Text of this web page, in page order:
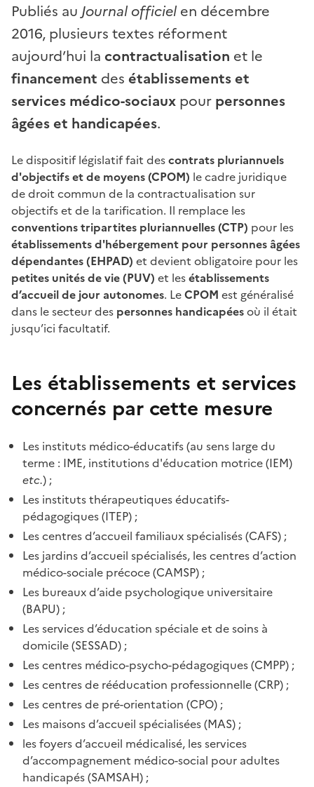
Publiés auJournal officiel en décembre
2016, plusieurs textes réforment
aujourd’hui la contractualisation et le
financement des établissements et
services médico-sociaux pour personnes
âgées et handicapées.
Le dispositif législatif fait descontrats pluriannuels
d'objectifs et de moyens (CPOM) le cadre juridique
de droit commun de la contractualisation sur
objectifs et de la tarification. Il remplace les
conventions tripartites pluriannuelles (CTP) pour les
établissements d'hébergement pour personnes âgées
dépendantes (EHPAD) et devient obligatoire pour les
petites unités de vie (PUV) et lesétablissements
d’accueil de jour autonomes. LeCPOM est généralisé
dans le secteur des personnes handicapéesoù il était
jusqu’ici facultatif.
Les établissements et services
concernés par cette mesure
Les instituts médico-éducatifs (au sens large du
terme : IME, institutions d'éducation motrice (IEM)
etc.) ;
Les instituts thérapeutiques éducatifs-
pédagogiques (ITEP) ;
Les centres d’accueil familiaux spécialisés (CAFS) ;
Les jardins d’accueil spécialisés, les centres d’action
médico-sociale précoce (CAMSP) ;
Les bureaux d’aide psychologique universitaire
(BAPU) ;
Les services d’éducation spéciale et de soins à
domicile (SESSAD) ;
Les centres médico-psycho-pédagogiques (CMPP) ;
Les centres de rééducation professionnelle (CRP) ;
Les centres de pré-orientation (CPO) ;
Les maisons d’accueil spécialisées (MAS) ;
les foyers d’accueil médicalisé, les services
d’accompagnement médico-social pour adultes
handicapés (SAMSAH) ;